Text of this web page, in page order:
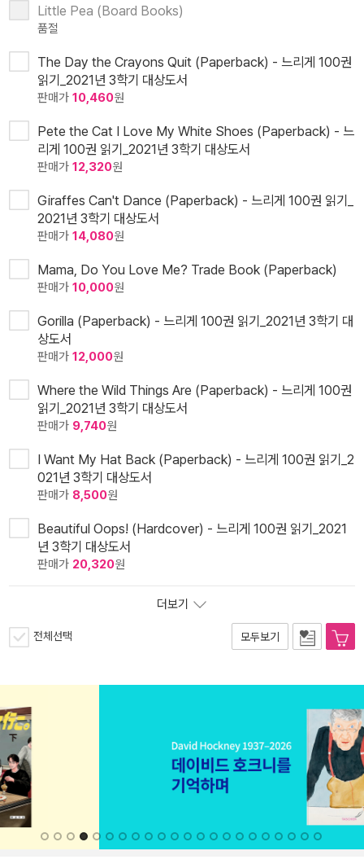
Little Pea (Board Books)
품절
The Day the Crayons Quit (Paperback) - 느리게 100권
읽기_2021년 3학기 대상도서
판매가 10,460원
Pete the Cat I Love My White Shoes (Paperback) - 느
리게 100권 읽기_2021년 3학기 대상도서
판매가 12,320원
Giraffes Can't Dance (Paperback) - 느리게 100권 읽기_
2021년 3학기 대상도서
판매가 14,080원
Mama, Do You Love Me? Trade Book (Paperback)
판매가 10,000원
Gorilla (Paperback) - 느리게 100권 읽기_2021년 3학기 대
상도서
판매가 12,000원
Where the Wild Things Are (Paperback) - 느리게 100권
읽기_2021년 3학기 대상도서
판매가 9,740원
I Want My Hat Back (Paperback) - 느리게 100권 읽기_2
021년 3학기 대상도서
판매가 8,500원
Beautiful Oops! (Hardcover) - 느리게 100권 읽기_2021
년 3학기 대상도서
판매가 20,320원
더보기
전체선택 모두보기